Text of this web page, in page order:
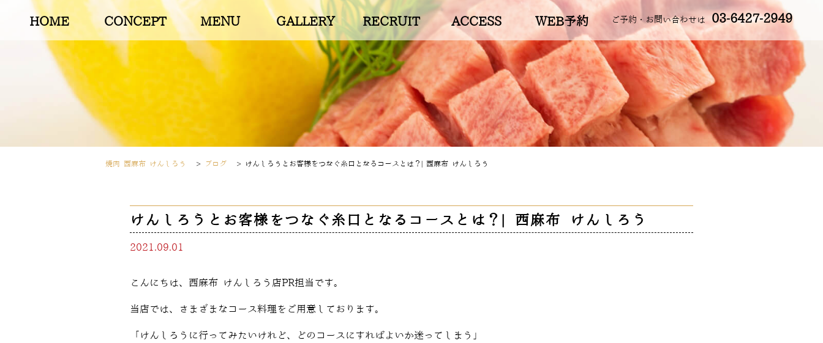
HOME CONCEPT MENU GALLERY RECRUIT ACCESS WEB予約 ご予約・お問い合わせは 03-6427-2949
焼肉 西麻布 けんしろう > ブログ > けんしろうとお客様をつなぐ糸口となるコースとは？| 西麻布 けんしろう
けんしろうとお客様をつなぐ糸口となるコースとは？| 西麻布 けんしろう
2021.09.01
こんにちは、西麻布 けんしろう店PR担当です。
当店では、さまざまなコース料理をご用意しております。
「けんしろうに行ってみたいけれど、どのコースにすればよいか迷ってしまう」